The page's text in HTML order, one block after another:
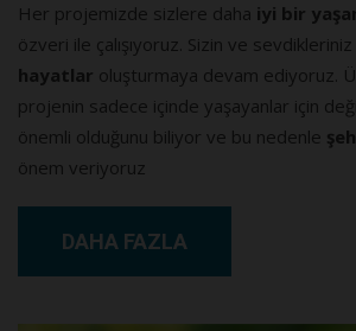
Her projemizde sizlere daha iyi bir
özveri ile çalışıyoruz. Sizin ve sevdikleriniz
hayatlar oluşturmaya devam ediyoruz.
projenin sadece içinde yaşayanlar için
önemli olduğunu biliyor ve bu nedenle
önem veriyoruz
DAHA FAZLA